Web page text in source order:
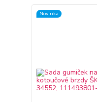
Novinka